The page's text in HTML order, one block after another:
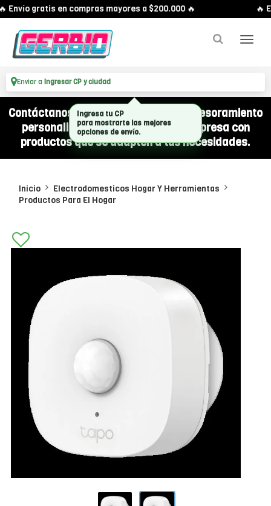
Envío gratis en compras mayores a $200.000 🔥 🔥
Enviar a Ingresar CP y ciudad
Contáctanos por WhatsApp y recibí asesoramiento
personalizado para equipar a tu empresa con
productos que se adapten a tus necesidades.
Inicio
Electrodomesticos Hogar Y Herramientas
Productos Para El Hogar
Ingresa tu CP
para mostrarte las mejores
opciones de envío.